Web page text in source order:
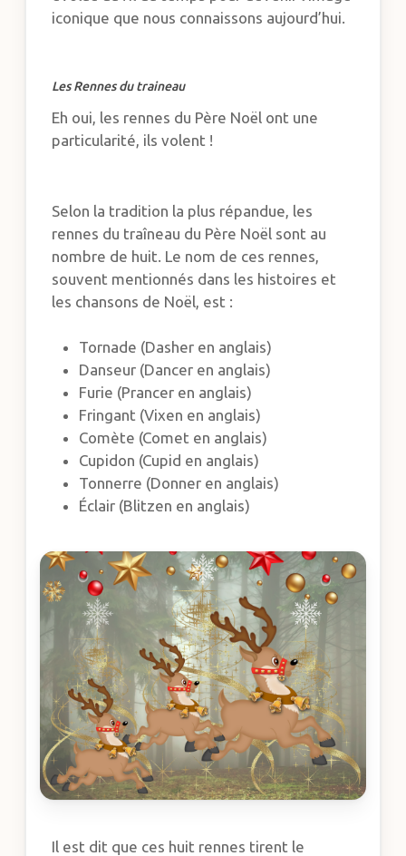
iconique que nous connaissons aujourd’hui.
Les Rennes du traineau
Eh oui, les rennes du Père Noël ont une
particularité, ils volent !
Selon la tradition la plus répandue, les
rennes du traîneau du Père Noël sont au
nombre de huit. Le nom de ces rennes,
souvent mentionnés dans les histoires et
les chansons de Noël, est :
Tornade (Dasher en anglais)
Danseur (Dancer en anglais)
Furie (Prancer en anglais)
Fringant (Vixen en anglais)
Comète (Comet en anglais)
Cupidon (Cupid en anglais)
Tonnerre (Donner en anglais)
Éclair (Blitzen en anglais)
Il est dit que ces huit rennes tirent le